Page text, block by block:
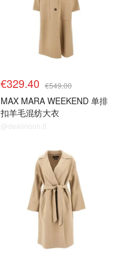
€329.40 €549.00
MAX MARA WEEKEND 单排
扣羊毛混纺大衣
@dealmoon.it